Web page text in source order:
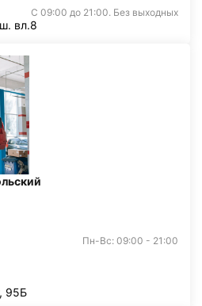
С 09:00 до 21:00. Без выходных
вл.8
Пн-Вс: 09:00 - 21:00
95Б